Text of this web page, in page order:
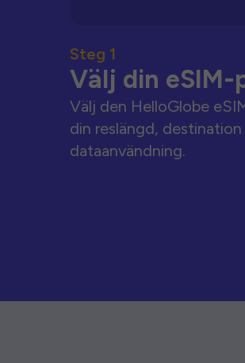
Steg 1
Välj din eSIM-
Välj den HelloGlobe
din reslängd,
dataanvändning.